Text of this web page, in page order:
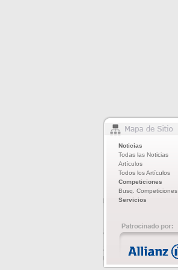
Noticias
Todas las Noticias
Artículos
Todos los Artículos
Competiciones
Busq. Competiciones
Servicios